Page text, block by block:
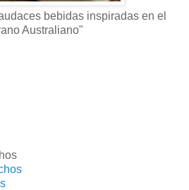
bebidas inspiradas en el
Australiano"